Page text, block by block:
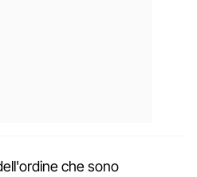
che sono